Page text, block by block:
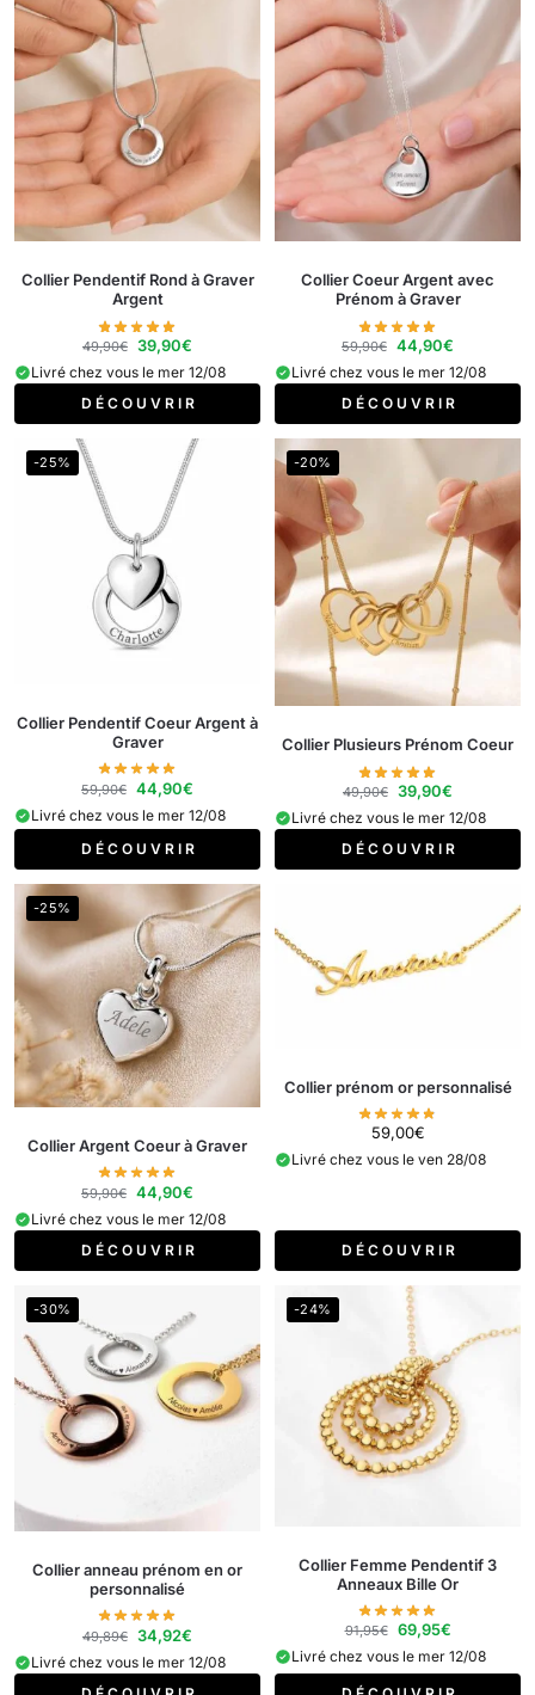
Collier Pendentif Rond à Graver
Argent
49,90€ 39,90€
Livré chez vous le mer 12/08
D É C O U V R I R
Collier Coeur Argent avec
Prénom à Graver​
59,90€ 44,90€
Livré chez vous le mer 12/08
D É C O U V R I R
-25%
Collier Pendentif Coeur Argent à
Graver
59,90€ 44,90€
Livré chez vous le mer 12/08
D É C O U V R I R
-20%
Collier Plusieurs Prénom Coeur
49,90€ 39,90€
Livré chez vous le mer 12/08
D É C O U V R I R
-25%
Collier Argent Coeur à Graver
59,90€ 44,90€
Livré chez vous le mer 12/08
D É C O U V R I R
Collier prénom or personnalisé
59,00€
Livré chez vous le ven 28/08
D É C O U V R I R
-30%
Collier anneau prénom en or
personnalisé
49,89€ 34,92€
Livré chez vous le mer 12/08
-24%
Collier Femme Pendentif 3
Anneaux Bille Or
91,95€ 69,95€
Livré chez vous le mer 12/08